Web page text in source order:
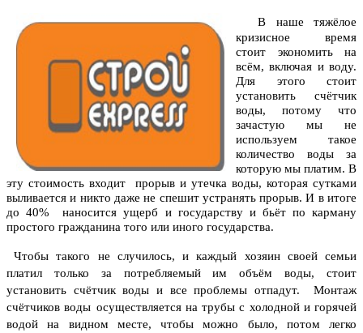
В наше тяжёлое
кризисное время
стоит экономить на
всём, включая и воду.
Для этого стоит
установить счётчик
воды, потому что
зачастую мы не
используем такое
количество воды за
которую мы платим. В
эту стоимость входит прорыв и утечка воды, которая сутками
выливается и никто даже не спешит устранять прорыв. И в итоге
до 40% наносится ущерб и государству и бьёт по карману
простого гражданина того или иного государства.
Чтобы такого не случилось, и каждый хозяин своей семьи
платил только за потребляемый им объём воды, стоит
установить счётчик воды и все проблемы отпадут. Монтаж
счётчиков воды осуществляется на трубы с холодной и горячей
водой на видном месте, чтобы можно было, потом легко